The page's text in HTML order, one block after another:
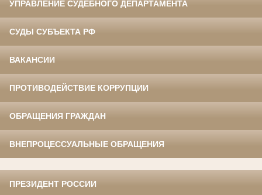
УПРАВЛЕНИЕ СУДЕБНОГО ДЕПАРТАМЕНТА
СУДЫ СУБЪЕКТА РФ
ВАКАНСИИ
ПРОТИВОДЕЙСТВИЕ КОРРУПЦИИ
ОБРАЩЕНИЯ ГРАЖДАН
ВНЕПРОЦЕССУАЛЬНЫЕ ОБРАЩЕНИЯ
ПРЕЗИДЕНТ РОССИИ